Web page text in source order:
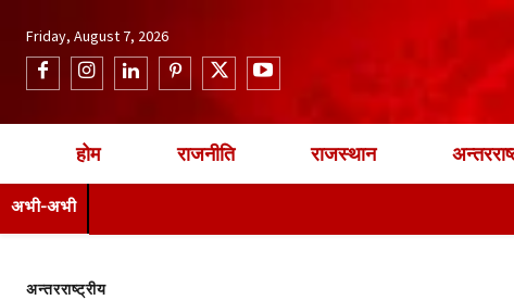
Friday, August 7, 2026
होम राजनीति राजस्थान
अभी-अभी
अन्तरराष्ट्रीय